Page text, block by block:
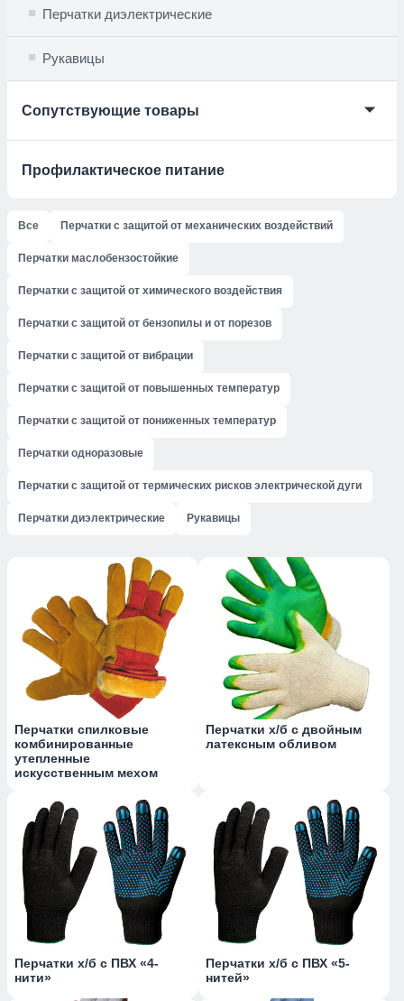
Перчатки диэлектрические
Рукавицы
Сопутствующие товары 🞃
Профилактическое питание
Все Перчатки с защитой от механических воздействий
Перчатки маслобензостойкие
Перчатки с защитой от химического воздействия
Перчатки с защитой от бензопилы и от порезов
Перчатки с защитой от вибрации
Перчатки с защитой от повышенных температур
Перчатки с защитой от пониженных температур
Перчатки одноразовые
Перчатки с защитой от термических рисков электрической дуги
Перчатки диэлектрические Рукавицы
Перчатки спилковые
комбинированные
утепленные
искусственным мехом
Перчатки х/б с двойным
латексным обливом
Перчатки х/б с ПВХ «4-
нити»
Перчатки х/б с ПВХ «5-
нитей»